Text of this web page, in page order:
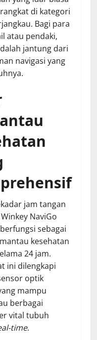
di kategori
Bagi para
atau pendaki,
jantung dari
navigasi yang
jam tangan
NaviGo
sebagai
kesehatan
24 jam.
ini dilengkapi
optik
mampu
berbagai
vital tubuh
time.